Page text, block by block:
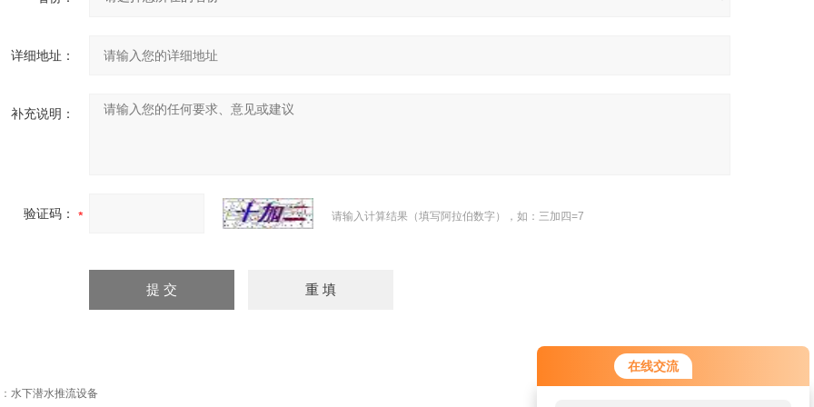
在线交流
详细地址：
补充说明：
验证码： 请输入计算结果（填写阿拉伯数字），如：三加四=7
水下潜水推流设备